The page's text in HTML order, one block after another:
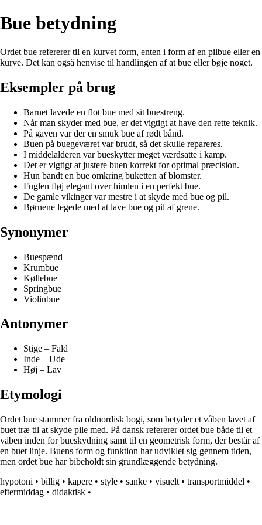
Bue betydning
Ordet bue refererer til en kurvet form, enten i form af en pilbue eller en
kurve. Det kan også henvise til handlingen af at bue eller bøje noget.
Eksempler på brug
Barnet lavede en flot bue med sit buestreng.
Når man skyder med bue, er det vigtigt at have den rette teknik.
På gaven var der en smuk bue af rødt bånd.
Buen på buegeværet var brudt, så det skulle repareres.
I middelalderen var bueskytter meget værdsatte i kamp.
Det er vigtigt at justere buen korrekt for optimal præcision.
Hun bandt en bue omkring buketten af blomster.
Fuglen fløj elegant over himlen i en perfekt bue.
De gamle vikinger var mestre i at skyde med bue og pil.
Børnene legede med at lave bue og pil af grene.
Synonymer
Buespænd
Krumbue
Køllebue
Springbue
Violinbue
Antonymer
Stige – Fald
Inde – Ude
Høj – Lav
Etymologi
Ordet bue stammer fra oldnordisk bogi, som betyder et våben lavet af
buet træ til at skyde pile med. På dansk refererer ordet bue både til et
våben inden for bueskydning samt til en geometrisk form, der består af
en buet linje. Buens form og funktion har udviklet sig gennem tiden,
men ordet bue har bibeholdt sin grundlæggende betydning.
hypotoni • billig • kapere • style • sanke • visuelt • transportmiddel •
eftermiddag • didaktisk •